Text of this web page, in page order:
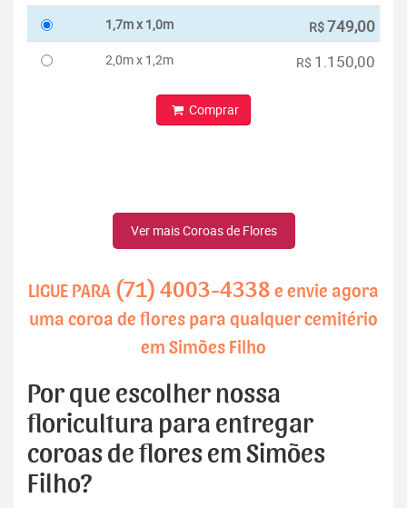
1,7m x 1,0m R$749,00
2,0m x 1,2m R$ 1.150,00
Comprar
Ver mais Coroas de Flores
LIGUE PARA (71) 4003-4338 e envie agora
uma coroa de flores para qualquer cemitério
em Simões Filho
Por que escolher nossa
floricultura para entregar
coroas de flores em Simões
Filho?